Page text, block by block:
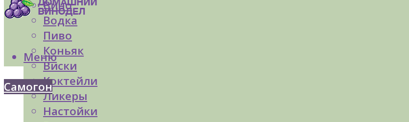
Вино
Водка
Пиво
Коньяк
Виски
Коктейли
Ликеры
Настойки
Меню
Самогон